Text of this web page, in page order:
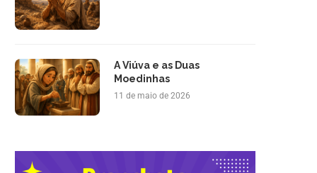
A Viúva e as Duas
Moedinhas
11 de maio de 2026